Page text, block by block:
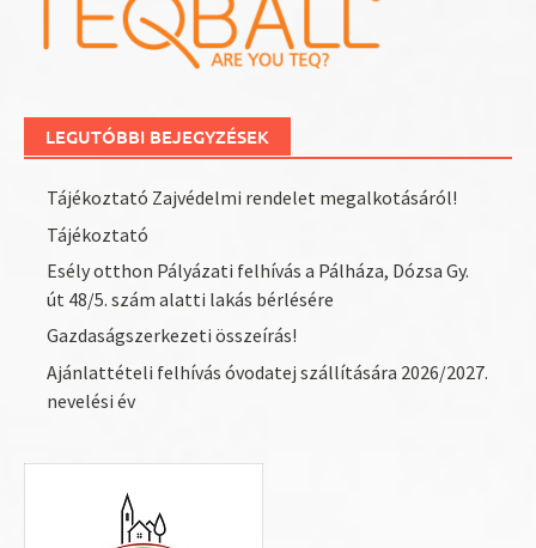
LEGUTÓBBI BEJEGYZÉSEK
Tájékoztató Zajvédelmi rendelet megalkotásáról!
Tájékoztató
Esély otthon Pályázati felhívás a Pálháza, Dózsa Gy.
út 48/5. szám alatti lakás bérlésére
Gazdaságszerkezeti összeírás!
Ajánlattételi felhívás óvodatej szállítására 2026/2027.
nevelési év